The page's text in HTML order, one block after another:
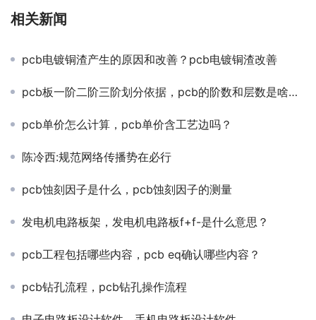
相关新闻
pcb电镀铜渣产生的原因和改善？pcb电镀铜渣改善
pcb板一阶二阶三阶划分依据，pcb的阶数和层数是啥意思？
pcb单价怎么计算，pcb单价含工艺边吗？
陈冷西:规范网络传播势在必行
pcb蚀刻因子是什么，pcb蚀刻因子的测量
发电机电路板架，发电机电路板f+f-是什么意思？
pcb工程包括哪些内容，pcb eq确认哪些内容？
pcb钻孔流程，pcb钻孔操作流程